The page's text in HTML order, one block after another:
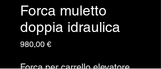
Forca muletto
doppia idraulica
980,00 €Prezzo
Forca per carrello elevatore